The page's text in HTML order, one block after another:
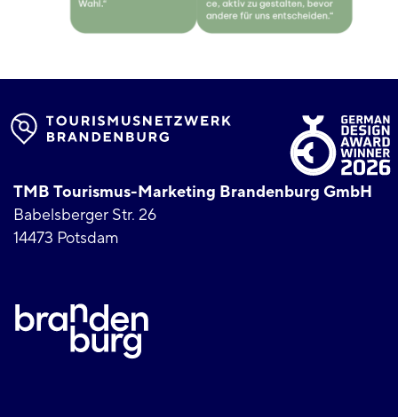
TMB Tourismus-Marketing Brandenburg GmbH
Babelsberger Str. 26
14473 Potsdam